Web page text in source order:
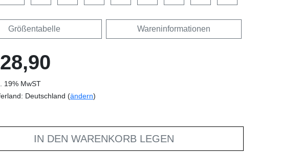
Größentabelle Wareninformationen
19% MwST
Deutschland (ändern)
IN DEN WARENKORB LEGEN